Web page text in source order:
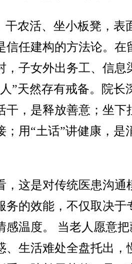
农活、坐小板凳，表
信任建构的方法论。在
，子女外出务工、信息
”天然存有戒备。院长
干，是释放善意；坐下
；用“土话”讲健康，是
这是对传统医患沟通
的效能，不仅取决于
感温度。 当老人愿意
、生活难处全盘托出，